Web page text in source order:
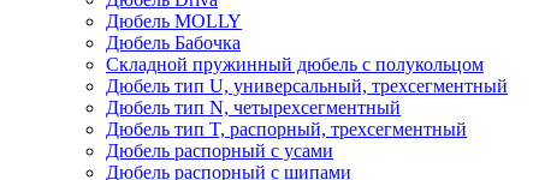
Дюбель MOLLY
Дюбель Бабочка
Складной пружинный дюбель с полукольцом
Дюбель тип U, универсальный, трехсегментный
Дюбель тип N, четырехсегментный
Дюбель тип T, распорный, трехсегментный
Дюбель распорный с усами
Дюбель распорный с шипами